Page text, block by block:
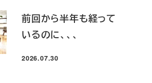
前回から半年も経って
いるのに、、、
投稿日
2026.07.30